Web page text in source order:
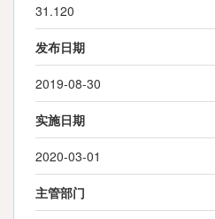
31.120
发布日期
2019-08-30
实施日期
2020-03-01
主管部门